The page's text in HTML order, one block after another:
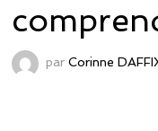
par Corinne